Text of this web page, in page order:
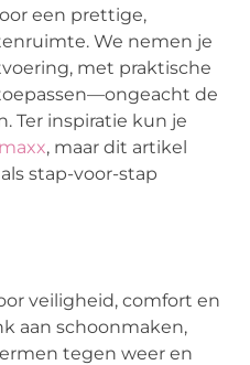
een prettige,
We nemen je
met praktische
de
Ter inspiratie kun je
, maar dit artikel
stap-voor-stap
veiligheid, comfort en
aan schoonmaken,
tegen weer en